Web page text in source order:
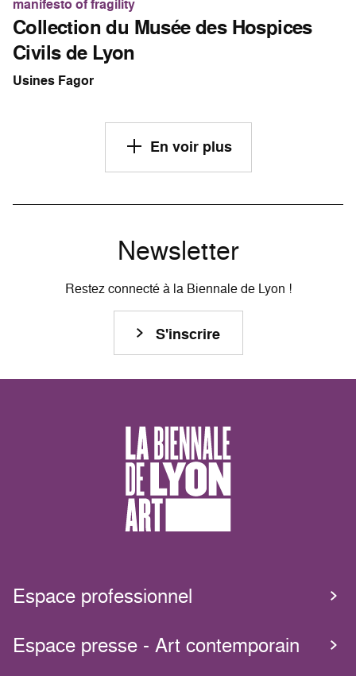
manifesto of fragility
Collection du Musée des Hospices
Civils de Lyon
Usines Fagor
En voir plus
Newsletter
Restez connecté à la Biennale de Lyon !
S'inscrire
Espace professionnel
Espace presse - Art contemporain